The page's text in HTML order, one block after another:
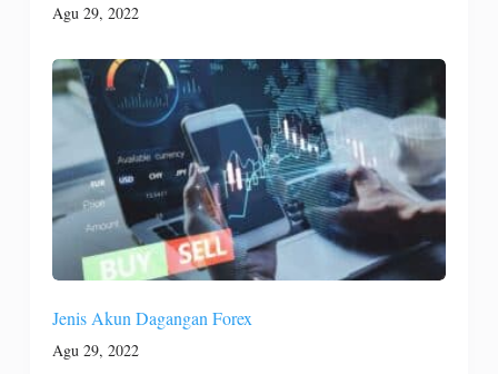
Agu 29, 2022
Jenis Akun Dagangan Forex
Agu 29, 2022